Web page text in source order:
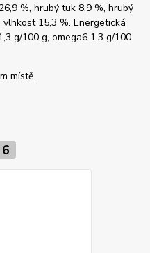
%, hrubý tuk 8,9 %, hrubý
15,3 %. Energetická
g/100 g, omega6 1,3 g/100
místě.
6